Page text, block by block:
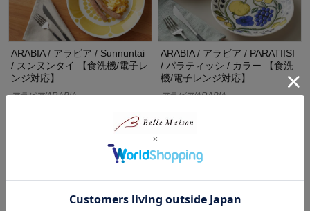
ARABIA / アラビア / Sunnuntai
/ スンヌンタイ 【食洗機/電子レ
ンジ対応】
アラビア/ARABIA
ARABIA / アラビア / PARATIISI
/ パラティッシ / カラー 【食洗
機/電子レンジ対応】
アラビア/ARABIA